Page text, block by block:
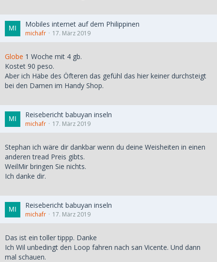
Mobiles internet auf dem Philippinen
michafr 17. März 2019
Globe 1 Woche mit 4 gb.
Kostet 90 peso.
Aber ich Häbe des Öfteren das gefühl das hier keiner durchsteigt
bei den Damen im Handy Shop.
Reisebericht babuyan inseln
michafr 17. März 2019
Stephan ich wäre dir dankbar wenn du deine Weisheiten in einen
anderen tread Preis gibts.
WeilMir bringen Sie nichts.
Ich danke dir.
Reisebericht babuyan inseln
michafr 17. März 2019
Das ist ein toller tippp. Danke
Ich Wil unbedingt den Loop fahren nach san Vicente. Und dann
mal schauen.